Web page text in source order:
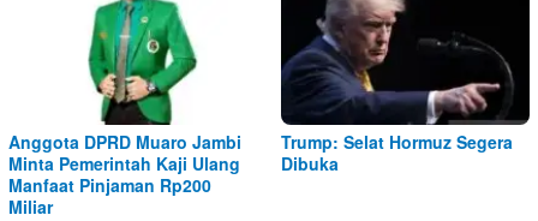
Anggota DPRD Muaro Jambi
Minta Pemerintah Kaji Ulang
Manfaat Pinjaman Rp200
Miliar
Trump: Selat Hormuz Segera
Dibuka